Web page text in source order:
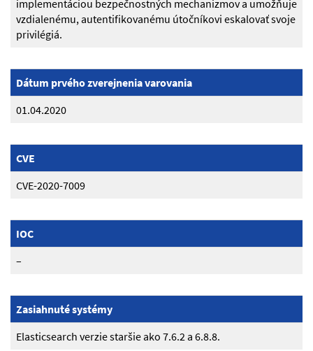
implementáciou bezpečnostných mechanizmov a umožňuje
vzdialenému, autentifikovanému útočníkovi eskalovať svoje
privilégiá.
Dátum prvého zverejnenia varovania
01.04.2020
CVE
CVE-2020-7009
IOC
–
Zasiahnuté systémy
Elasticsearch verzie staršie ako 7.6.2 a 6.8.8.